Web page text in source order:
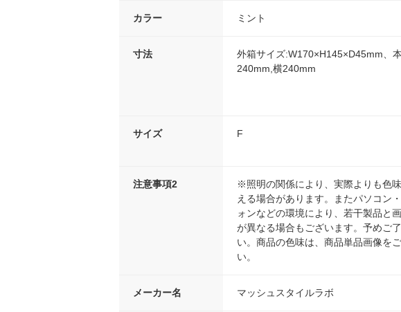
カラー ミント
寸法
外箱サイズ:W170×H145×D45mm、
240mm,横240mm
サイズ F
注意事項2
※照明の関係により、実際よりも色
える場合があります。またパソコン
ォンなどの環境により、若干製品と
が異なる場合もございます。予めご
い。商品の色味は、商品単品画像を
い。
メーカー名 マッシュスタイルラボ